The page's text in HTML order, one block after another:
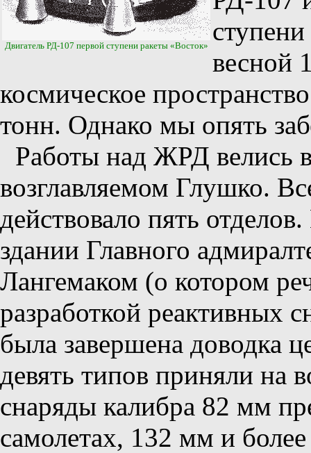
Двигатель РД-107 первой ступени ракеты «Восток»
весной
космическое
тонн. Однако мы опять
Работы над ЖРД велись
возглавляемом Глушко.
действовало пять
здании Главного
Лангемаком (о котором
разработкой реактивных
была завершена доводка
девять типов приняли на
снаряды калибра 82 мм
самолетах, 132 мм и